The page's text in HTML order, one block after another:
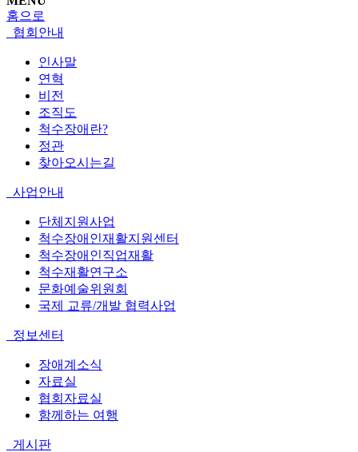
홈으로
협회안내
인사말
연혁
비전
조직도
척수장애란?
정관
찾아오시는길
사업안내
단체지원사업
척수장애인재활지원센터
척수장애인직업재활
척수재활연구소
문화예술위원회
국제 교류/개발 협력사업
정보센터
장애계소식
자료실
협회자료실
함께하는 여행
게시판